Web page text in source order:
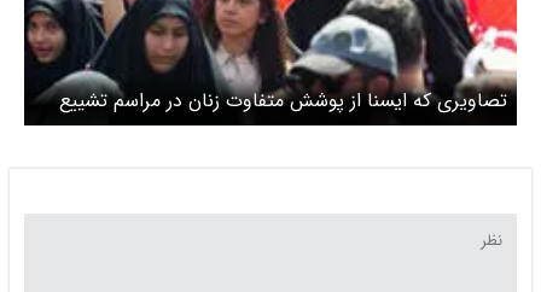
تصاویری که ایسنا از پوشش متفاوت زنان در مراسم تشییع
رهبر شهید در تهران منتشر شکرد